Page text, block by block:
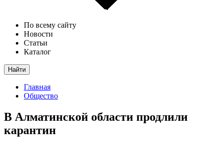
По всему сайту
Новости
Статьи
Каталог
Найти
Главная
Общество
В Алматинской области продлили
карантин